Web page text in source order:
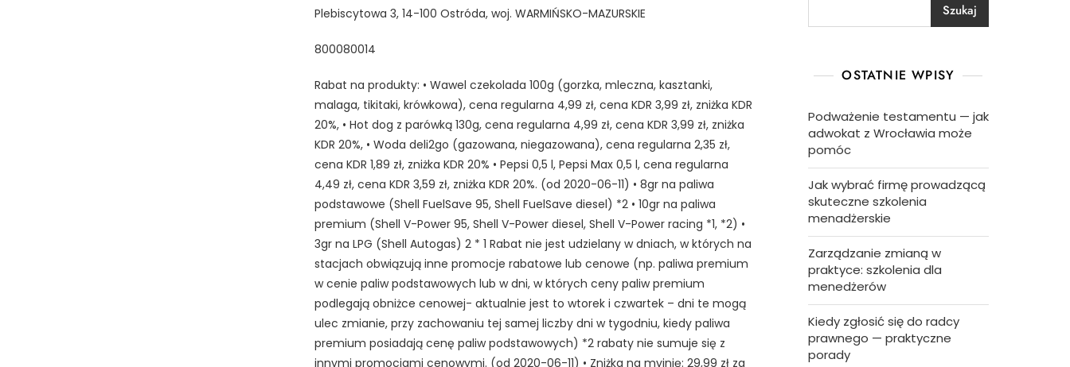
Plebiscytowa 3, 14-100 Ostróda, woj. WARMIŃSKO-MAZURSKIE
800080014
Rabat na produkty: • Wawel czekolada 100g (gorzka, mleczna, kasztanki,
malaga, tikitaki, krówkowa), cena regularna 4,99 zł, cena KDR 3,99 zł, zniżka KDR
20%, • Hot dog z parówką 130g, cena regularna 4,99 zł, cena KDR 3,99 zł, zniżka
KDR 20%, • Woda deli2go (gazowana, niegazowana), cena regularna 2,35 zł,
cena KDR 1,89 zł, zniżka KDR 20% • Pepsi 0,5 l, Pepsi Max 0,5 l, cena regularna
4,49 zł, cena KDR 3,59 zł, zniżka KDR 20%. (od 2020-06-11) • 8gr na paliwa
podstawowe (Shell FuelSave 95, Shell FuelSave diesel) *2 • 10gr na paliwa
premium (Shell V-Power 95, Shell V-Power diesel, Shell V-Power racing *1, *2) •
3gr na LPG (Shell Autogas) 2 * 1 Rabat nie jest udzielany w dniach, w których na
stacjach obwiązują inne promocje rabatowe lub cenowe (np. paliwa premium
w cenie paliw podstawowych lub w dni, w których ceny paliw premium
podlegają obniżce cenowej- aktualnie jest to wtorek i czwartek – dni te mogą
ulec zmianie, przy zachowaniu tej samej liczby dni w tygodniu, kiedy paliwa
premium posiadają cenę paliw podstawowych) *2 rabaty nie sumuje się z
innymi promocjami cenowymi. (od 2020-06-11) • Zniżka na myjnię: 29,99 zł za
Szukaj
OSTATNIE WPISY
Podważenie testamentu — jak
adwokat z Wrocławia może
pomóc
Jak wybrać firmę prowadzącą
skuteczne szkolenia
menadżerskie
Zarządzanie zmianą w
praktyce: szkolenia dla
menedżerów
Kiedy zgłosić się do radcy
prawnego — praktyczne
porady